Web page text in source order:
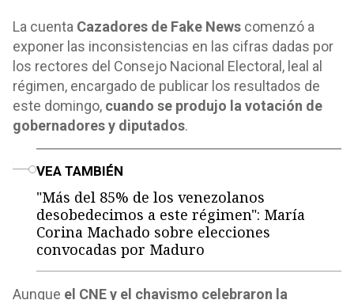
La cuenta Cazadores de Fake News comenzó a
exponer las inconsistencias en las cifras dadas por
los rectores del Consejo Nacional Electoral, leal al
régimen, encargado de publicar los resultados de
este domingo, cuando se produjo la votación de
gobernadores y diputados.
VEA TAMBIÉN
"Más del 85% de los venezolanos
desobedecimos a este régimen": María
Corina Machado sobre elecciones
convocadas por Maduro
Aunque el CNE y el chavismo celebraron la